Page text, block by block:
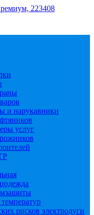
и нарукавники
услуг
рисков электродуги